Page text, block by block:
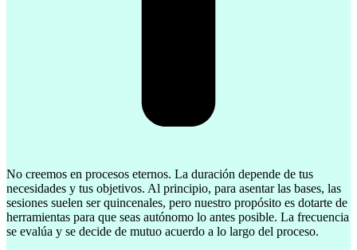
No creemos en procesos eternos. La duración depende de tus
necesidades y tus objetivos. Al principio, para asentar las bases, las
sesiones suelen ser quincenales, pero nuestro propósito es dotarte de
herramientas para que seas autónomo lo antes posible. La frecuencia
se evalúa y se decide de mutuo acuerdo a lo largo del proceso.